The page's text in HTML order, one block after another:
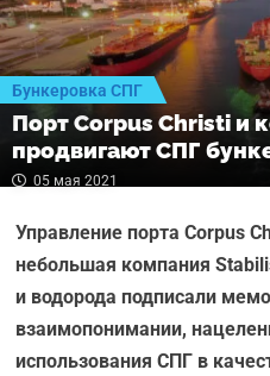
Бункеровка СПГ
Порт Corpus Christi и
продвигают СПГ
05 мая 2021
Управление порта Corpus
небольшая компания
и водорода подписали
взаимопонимании,
использования СПГ в